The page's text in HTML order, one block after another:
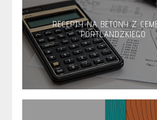
RECEPTY NA BETONY Z
PORTLANDZKIEGO